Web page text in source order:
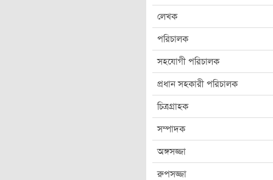
লেখক
পরিচালক
সহযোগী পরিচালক
প্রধান সহকারী পরিচালক
চিত্রগ্রাহক
সম্পাদক
অঙ্গসজ্জা
রুপসজ্জা